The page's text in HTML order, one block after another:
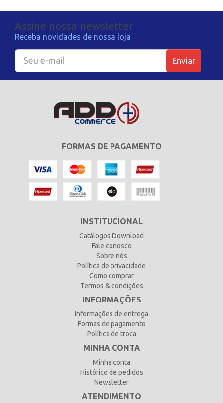
Assine nossa newsletter
Receba novidades de nossa loja
Enviar
FORMAS DE PAGAMENTO
INSTITUCIONAL
Catálogos Download
Fale conosco
Sobre nós
Política de privacidade
Como comprar
Termos & condições
INFORMAÇÕES
Informações de entrega
Formas de pagamento
Política de troca
MINHA CONTA
Minha conta
Histórico de pedidos
Newsletter
ATENDIMENTO